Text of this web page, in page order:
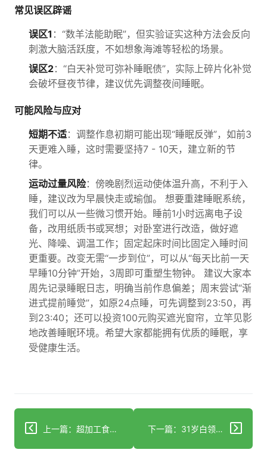
常见误区辟谣
误区1 ：“数羊法能助眠”，但实验证实这种方法会反向
刺激大脑活跃度，不如想象海滩等轻松的场景。
误区2：“白天补觉可弥补睡眠债”，实际上碎片化补觉
会破坏昼夜节律，建议优先调整夜间睡眠。
可能风险与应对
短期不适：调整作息初期可能出现“睡眠反弹”，如前3
天更难入睡，这时需要坚持7 - 10天，建立新的节
律。
运动过量风险：傍晚剧烈运动使体温升高，不利于入
睡，建议改为早晨快走或瑜伽。 想要重建睡眠系统，
我们可以从一些微习惯开始。睡前1小时远离电子设
备，改用纸质书或冥想；对卧室进行改造，做好遮
光、降噪、调温工作；固定起床时间比固定入睡时间
更重要。改变无需“一步到位”，可以从“每天比前一天
早睡10分钟”开始，3周即可重塑生物钟。 建议大家本
周先记录睡眠日志，明确当前作息偏差；周末尝试“渐
进式提前睡觉”，如原24点睡，可先调整到23:50，再
到23:40；还可以投资100元购买遮光窗帘，立竿见影
地改善睡眠环境。希望大家都能拥有优质的睡眠，享
受健康生活。
上一篇：超加工食品摄入量最高组，患肺癌风险增加41%！ 下一篇：31岁白领快速转头竟脑梗，青年如何远离脑梗风险？